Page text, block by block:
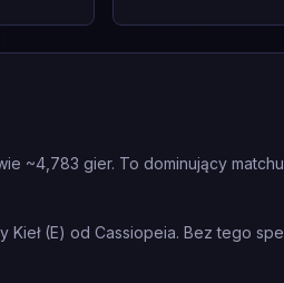
~4,783 gier. To dominujący
(E) od Cassiopeia. Bez tego